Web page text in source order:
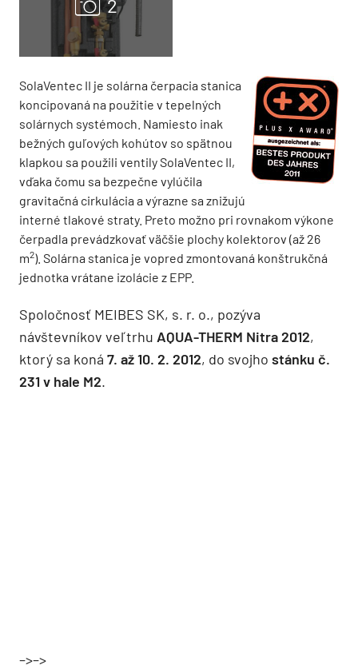
SolaVentec II je solárna čerpacia stanica
koncipovaná na použitie v tepelných
solárnych systémoch. Namiesto inak
bežných guľových kohútov so spätnou
klapkou sa použili ventily SolaVentec II,
vďaka čomu sa bezpečne vylúčila
gravitačná cirkulácia a výrazne sa znižujú
interné tlakové straty. Preto možno pri rovnakom výkone
čerpadla prevádzkovať väčšie plochy kolektorov (až 26
m2). Solárna stanica je vopred zmontovaná konštrukčná
jednotka vrátane izolácie z EPP.
Spoločnosť MEIBES SK, s. r. o., pozýva
návštevníkov veľtrhu AQUA-THERM Nitra 2012,
ktorý sa koná 7. až 10. 2. 2012, do svojho stánku č.
231 v hale M2.
–>–>